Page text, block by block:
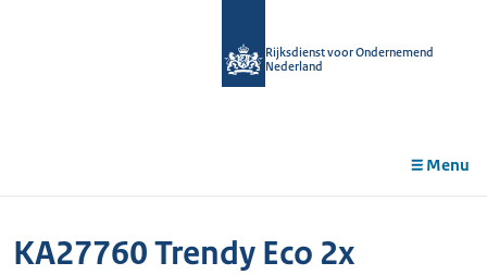
Rijksdienst voor Ondernemend
Nederland
Menu
KA27760 Trendy Eco 2x